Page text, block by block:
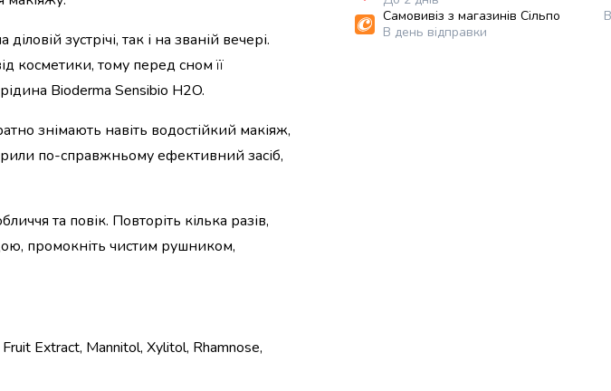
зустрічі, так і на званій вечері.
косметики, тому перед сном її
Bioderma Sensibio H2O.
знімають навіть водостійкий макіяж,
по-справжньому ефективний засіб,
та повік. Повторіть кілька разів,
промокніть чистим рушником,
Extract, Mannitol, Xylitol, Rhamnose,
Самовивіз з магазинів Сільпо
В день відправки